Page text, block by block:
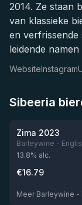
2014. Ze staan
van klassieke
en verfrissende
leidende
WebsiteInstagram
Sibeeria
★4.24
Zima 2023
Barleywine -
13.8% alc.
€16.79
Meer Barleywine -